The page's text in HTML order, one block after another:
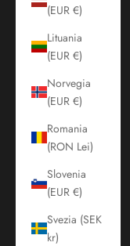
(EUR €)
Lituania
(EUR €)
Norvegia
(EUR €)
Romania
(RON Lei)
Slovenia
(EUR €)
Svezia (SEK
kr)